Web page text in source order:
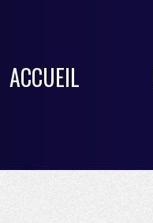
ACCUEIL